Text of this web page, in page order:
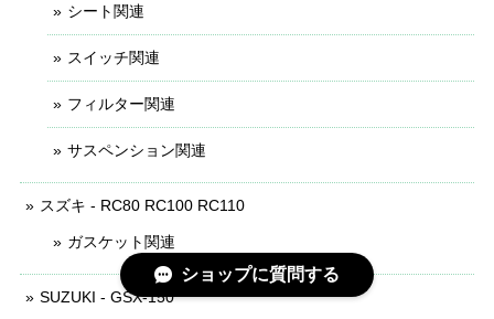
シート関連
スイッチ関連
フィルター関連
サスペンション関連
スズキ - RC80 RC100 RC110
ガスケット関連
SUZUKI - GSX-150
ショップに質問する